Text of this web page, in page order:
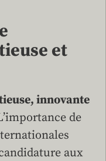
et
innovante
de
aux